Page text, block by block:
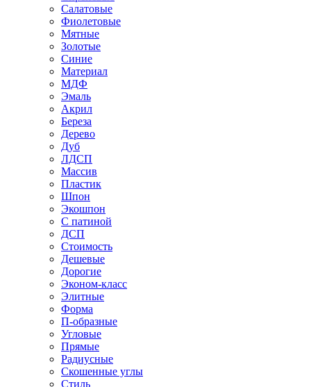
Салатовые
Фиолетовые
Мятные
Золотые
Синие
Материал
МДФ
Эмаль
Акрил
Береза
Дерево
Дуб
ЛДСП
Массив
Пластик
Шпон
Экошпон
С патиной
ДСП
Стоимость
Дешевые
Дорогие
Эконом-класс
Элитные
Форма
П-образные
Угловые
Прямые
Радиусные
Скошенные углы
Стиль